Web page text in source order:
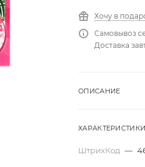
Хочу в
Самовывоз
Доставка
ОПИСАНИЕ
ХАРАКТЕРИСТИКИ
ШтрихКод —